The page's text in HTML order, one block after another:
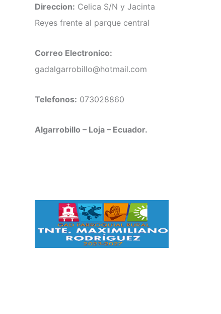
Direccion: Celica S/N y Jacinta
Reyes frente al parque central
Correo Electronico:
gadalgarrobillo@hotmail.com
Telefonos: 073028860
Algarrobillo – Loja – Ecuador.